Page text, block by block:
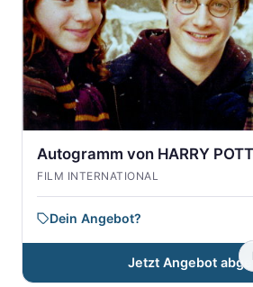
Autogramm von HARRY
FILM INTERNATIONAL
Dein Angebot?
Jetzt Angebot